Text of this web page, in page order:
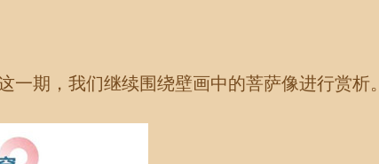
一期，我们继续围绕壁画中的菩萨像进行赏析。